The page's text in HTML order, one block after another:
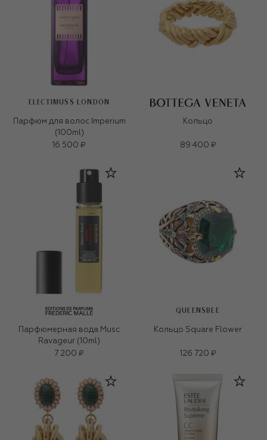
ELECTIMUSS LONDON
Парфюм для волос Imperium
(100ml)
16 500 ₽
Кольцо
89 400 ₽
Парфюмерная вода Musc
Ravageur (10ml)
7 200 ₽
QUEENSBEE
Кольцо Square Flower
126 720 ₽